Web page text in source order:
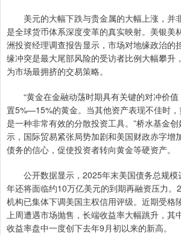
美元的大幅下跌与贵金属的大幅上涨，并
是全球货币体系深度变革的真实映射。美银美
洲投资经理调查报告显示，市场对地缘政治的
缘冲突是最大尾部风险的受访者比例大幅攀升
为市场最拥挤的交易策略。
“黄金在金融动荡时期具有关键的对冲价值
置5%—15%的黄金。当其他资产表现不佳时
是一种非常有效的分散投资工具。”桥水基金
示，国际贸易紧张局势加剧和美国财政赤字增
债务的信心，促使投资者转向黄金等硬资产。
公开数据显示，2025年末美国债务总规模
年还将面临约10万亿美元的到期再融资压力。
机构已集体下调美国主权信用评级。近期受格
上周遭遇市场抛售，长端收益率大幅跳升，其
收益率盘中一度创下去年9月初以来的新高。